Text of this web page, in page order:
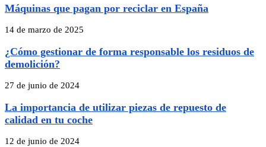
Máquinas que pagan por reciclar en España
14 de marzo de 2025
¿Cómo gestionar de forma responsable los residuos de
demolición?
27 de junio de 2024
La importancia de utilizar piezas de repuesto de
calidad en tu coche
12 de junio de 2024